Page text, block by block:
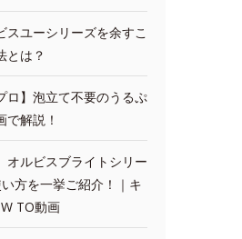
スユーシリーズを余すこ
とは？
ロ】泡立て不要のうるぷ
で解説！
オルビスブライトシリー
方を一挙ご紹介！｜キ
TO動画